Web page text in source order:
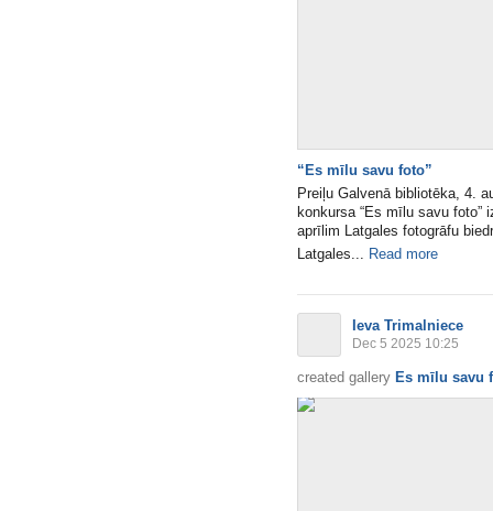
“Es mīlu savu foto”
Preiļu Galvenā bibliotēka, 4.
konkursa “Es mīlu savu
aprīlim Latgales fotogrāfu
Latgales... Read more
Ieva Trimalniece
Dec 5 2025 10:25
created gallery Es mīlu savu